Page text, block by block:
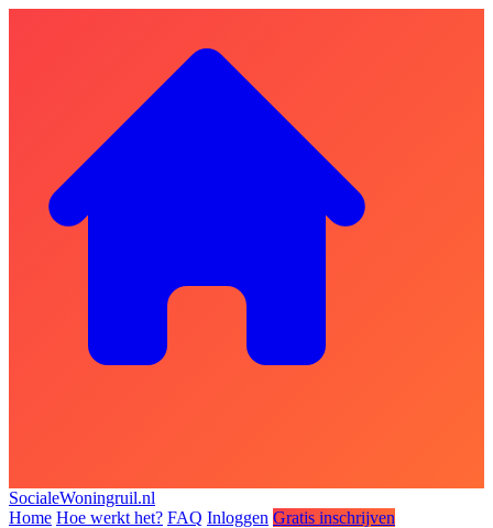
SocialeWoningruil.nl
Home Hoe werkt het? FAQ Inloggen Gratis inschrijven